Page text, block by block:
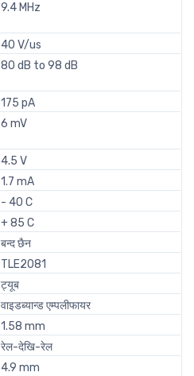
9.4 MHz
40 V/us
80 dB to 98 dB
175 pA
6 mV
4.5 V
1.7 mA
- 40 C
+ 85 C
बन्द छैन
TLE2081
ट्यूब
वाइडब्यान्ड एम्पलीफायर
1.58 mm
रेल-देखि-रेल
4.9 mm